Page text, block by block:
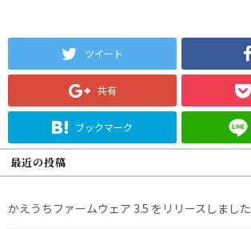
ツイート
共有
ブックマーク
最近の投稿
かえうちファームウェア 3.5 をリリースしました